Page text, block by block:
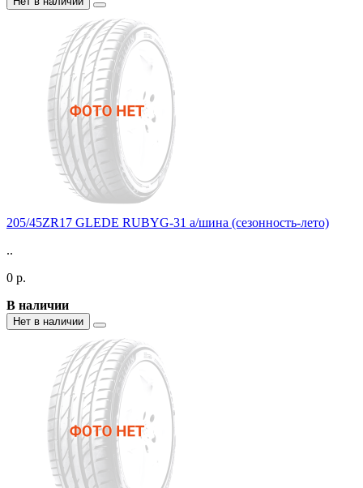
205/45ZR17 GLEDE RUBYG-31 а/шина (сезонность-лето)
..
0 р.
В наличии
Нет в наличии